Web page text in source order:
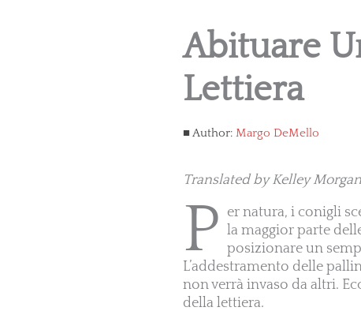
Abituare
Lettiera
Author: Margo DeMello
Translated by Kelley
P er natura, i conigli
la maggior parte
posizionare un
L’addestramento delle
non verrà invaso da altri.
della lettiera.